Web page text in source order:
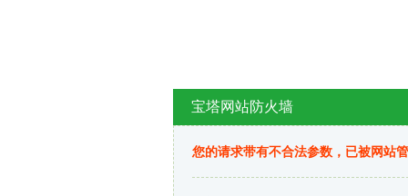
宝塔网站防火墙
您的请求带有不合法参数，已被网站